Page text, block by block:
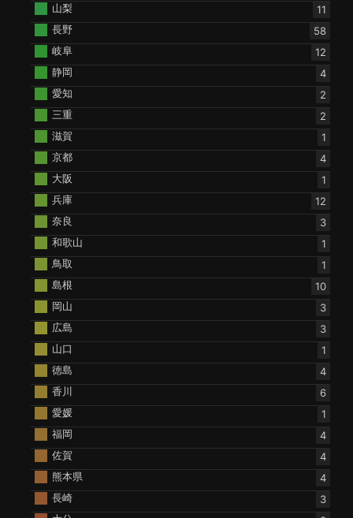
山梨
11
長野
58
岐阜
12
静岡
4
愛知
2
三重
2
滋賀
1
京都
4
大阪
1
兵庫
12
奈良
3
和歌山
1
鳥取
1
島根
10
岡山
3
広島
3
山口
1
徳島
4
香川
6
愛媛
1
福岡
4
佐賀
4
熊本県
4
長崎
3